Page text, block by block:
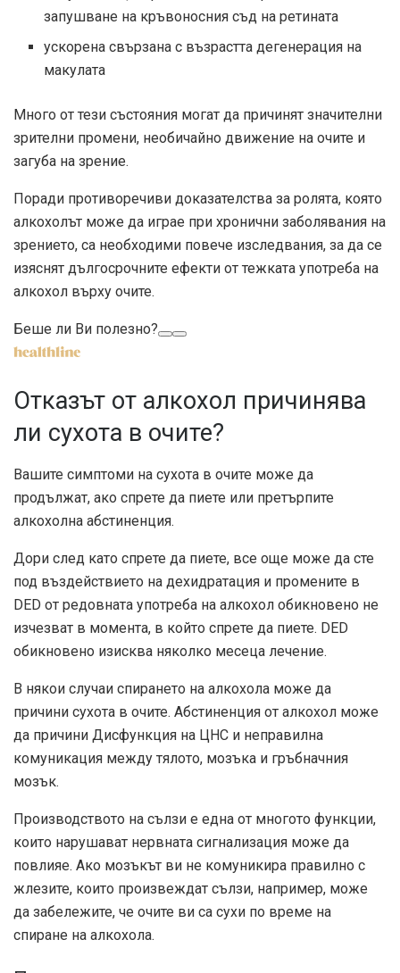
запушване на кръвоносния съд на ретината
ускорена свързана с възрастта дегенерация на
макулата
Много от тези състояния могат да причинят значителни
зрителни промени, необичайно движение на очите и
загуба на зрение.
Поради противоречиви доказателства за ролята, която
алкохолът може да играе при хронични заболявания на
зрението, са необходими повече изследвания, за да се
изяснят дългосрочните ефекти от тежката употреба на
алкохол върху очите.
Беше ли Ви полезно?
Отказът от алкохол причинява
ли сухота в очите?
Вашите симптоми на сухота в очите може да
продължат, ако спрете да пиете или претърпите
алкохолна абстиненция.
Дори след като спрете да пиете, все още може да сте
под въздействието на дехидратация и промените в
DED от редовната употреба на алкохол обикновено не
изчезват в момента, в който спрете да пиете. DED
обикновено изисква няколко месеца лечение.
В някои случаи спирането на алкохола може да
причини сухота в очите. Абстиненция от алкохол може
да причини Дисфункция на ЦНС и неправилна
комуникация между тялото, мозъка и гръбначния
мозък.
Производството на сълзи е една от многото функции,
които нарушават нервната сигнализация може да
повлияе. Ако мозъкът ви не комуникира правилно с
жлезите, които произвеждат сълзи, например, може
да забележите, че очите ви са сухи по време на
спиране на алкохола.